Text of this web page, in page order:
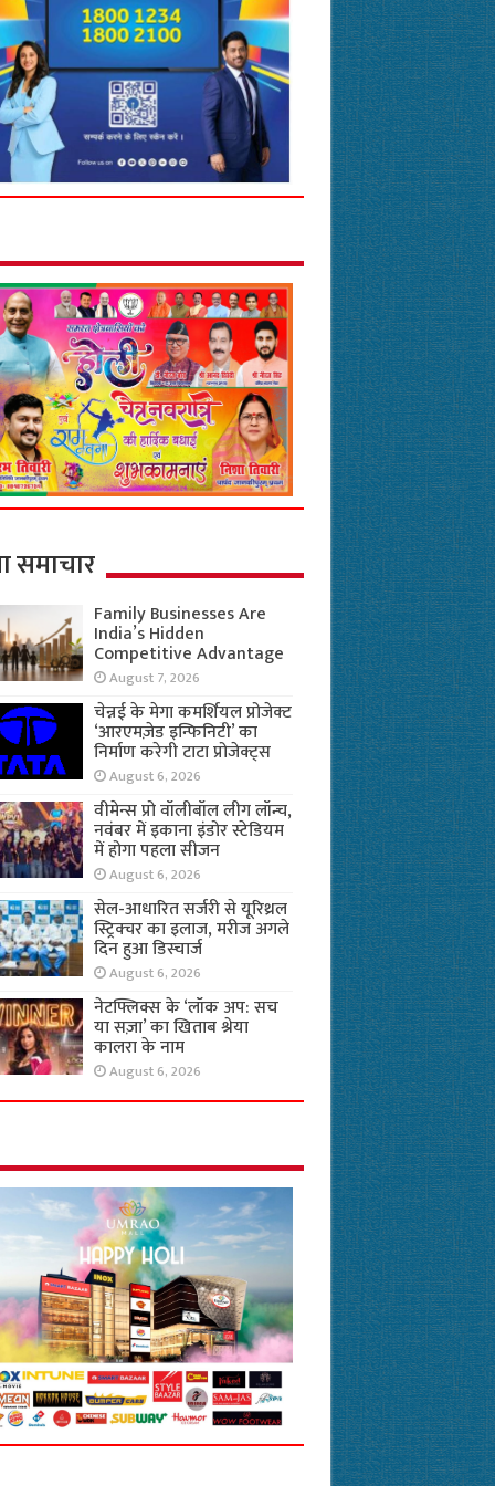
समाचार
Family Businesses Are
India’s Hidden
Competitive Advantage
August 7, 2026
चेन्नई के मेगा कमर्शियल प्रोजेक्ट
‘आरएमज़ेड इन्फिनिटी’ का
निर्माण करेगी टाटा प्रोजेक्ट्स
August 6, 2026
वीमेन्स प्रो वॉलीबॉल लीग लॉन्च,
नवंबर में इकाना इंडोर स्टेडियम
में होगा पहला सीजन
August 6, 2026
सेल-आधारित सर्जरी से यूरिथ्रल
स्ट्रिक्चर का इलाज, मरीज अगले
दिन हुआ डिस्चार्ज
August 6, 2026
नेटफ्लिक्स के ‘लॉक अप: सच
या सज़ा’ का खिताब श्रेया
कालरा के नाम
August 6, 2026